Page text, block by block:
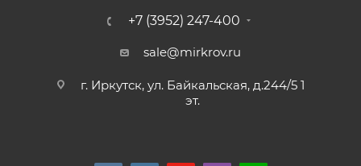
+7 (3952) 247-400
sale@mirkrov.ru
г. Иркутск, ул. Байкальская, д.244/5 1
эт.